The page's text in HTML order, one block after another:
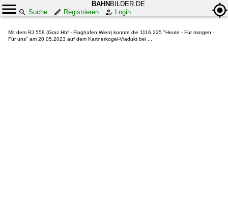
BAHN BILDER.DE
Suche
Registrieren Login
Mit dem RJ 558 (Graz Hbf - Flughafen Wien) konnte die 1116.225 "Heute - Für morgen -
Für uns" am 20.05.2023 auf dem Kartnerkogel-Viadukt bei ...